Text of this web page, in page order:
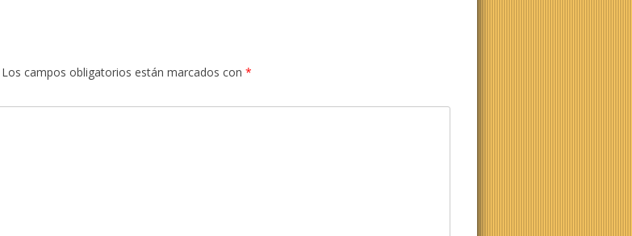
Los campos obligatorios están marcados con *